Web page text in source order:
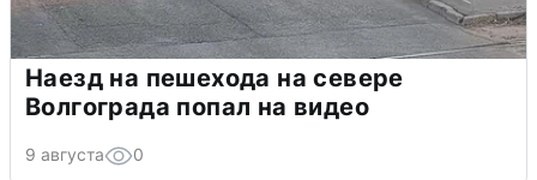
Наезд на пешехода на севере
Волгограда попал на видео
9 августа 0